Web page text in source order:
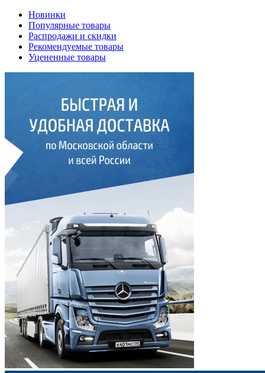
Новинки
Популярные товары
Распродажи и скидки
Рекомендуемые товары
Уцененные товары